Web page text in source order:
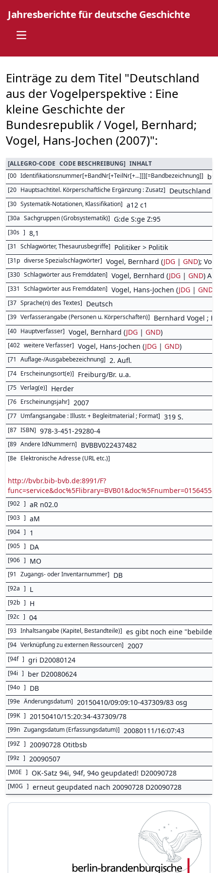
Jahresberichte für deutsche Geschichte
Open main menu
Einträge zu dem Titel "Deutschland
aus der Vogelperspektive : Eine
kleine Geschichte der
Bundesrepublik / Vogel, Bernhard;
Vogel, Hans-Jochen (2007)":
[ALLEGRO-CODE CODE BESCHREIBUNG] INHALT
[00 Identifikationsnummer[+BandNr[+TeilNr[+...]]][=Bandbezeichnung]]
[20 Hauptsachtitel. Körperschaftliche Ergänzung : Zusatz] Deutschland
[30 Systematik-Notationen, Klassifikation] a12 c1
[30a Sachgruppen (Grobsystematik)] G:de S:ge Z:95
[30s ] 8,1
[31 Schlagwörter, Thesaurusbegriffe] Politiker > Politik
[31p diverse Spezialschlagwörter] Vogel, Bernhard (JDG | GND);
[330 Schlagwörter aus Fremddaten] Vogel, Bernhard (JDG | GND)
[331 Schlagwörter aus Fremddaten] Vogel, Hans-Jochen (JDG | GND
[37 Sprache(n) des Textes] Deutsch
[39 Verfasserangabe (Personen u. Körperschaften)] Bernhard Vogel ;
[40 Hauptverfasser] Vogel, Bernhard (JDG | GND)
[402 weitere Verfasser] Vogel, Hans-Jochen (JDG | GND)
[71 Auflage-/Ausgabebezeichnung] 2. Aufl.
[74 Erscheinungsort(e)] Freiburg/Br. u.a.
[75 Verlag(e)] Herder
[76 Erscheinungsjahr] 2007
[77 Umfangsangabe : Illustr. + Begleitmaterial ; Format] 319 S.
[87 ISBN] 978-3-451-29280-4
[89 Andere IdNummern] BVBBV022437482
[8e Elektronische Adresse (URL etc.)]
http://bvbr.bib-bvb.de:8991/F?
[902 ] aR n02.0
[903 ] aM
[904 ] 1
[905 ] DA
[906 ] MO
[91 Zugangs- oder Inventarnummer] DB
[92a ] L
[92b ] H
[92c ] 04
[93 Inhaltsangabe (Kapitel, Bestandteile)] es gibt noch eine
[94 Verknüpfung zu externen Ressourcen] 2007
[94f ] gri D20080124
[94i ] ber D20080624
[94o ] DB
[99e Änderungsdatum] 20150410/09:09:10-437309/83 osg
[99K ] 20150410/15:20:34-437309/78
[99n Zugangsdatum (Erfassungsdatum)] 20080111/16:07:43
[99Z ] 20090728 Otitbsb
[99z ] 20090507
[M0E ] OK-Satz 94i, 94f, 94o geupdated! D20090728
[M0G ] erneut geupdated nach 20090728 D20090728